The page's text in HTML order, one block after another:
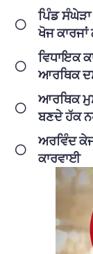
ਪਿੰਡ
ਖੋਜ ਕਾਰਜਾਂ
ਵਿਧਾਇਕ
ਆਰਥਿਕ
ਆਰਥਿਕ
ਬਣਦੇ ਹੱਕ
ਅਰਵਿੰਦ
ਕਾਰਵਾਈ